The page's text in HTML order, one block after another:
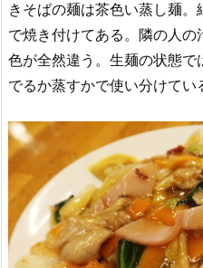
きそばの麺は茶色い蒸し麺
で焼き付けてある。隣の人
色が全然違う。生麺の状態
でるか蒸すかで使い分けてい